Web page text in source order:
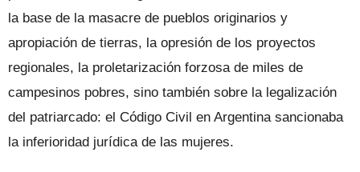
la base de la masacre de pueblos originarios y
apropiación de tierras, la opresión de los proyectos
regionales, la proletarización forzosa de miles de
campesinos pobres, sino también sobre la legalización
del patriarcado: el Código Civil en Argentina sancionaba
la inferioridad jurídica de las mujeres.